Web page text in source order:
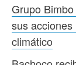
Grupo
sus
climático